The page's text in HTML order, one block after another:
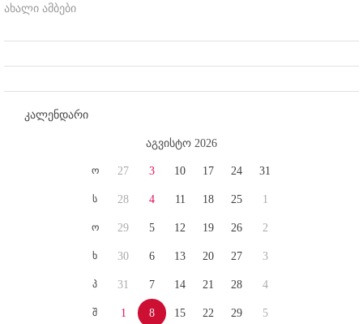
ახალი ამბები
კალენდარი
აგვისტო 2026
ო
ს
ო
ხ
პ
შ
27
28
29
30
31
1
3
4
5
6
7
8
10
11
12
13
14
15
17
18
19
20
21
22
24
25
26
27
28
29
31
1
2
3
4
5